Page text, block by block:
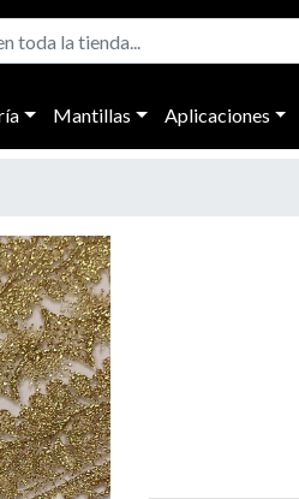
Mantillas Aplicaciones